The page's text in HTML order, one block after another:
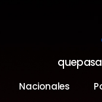
Nacionales